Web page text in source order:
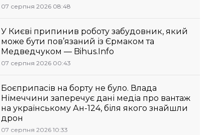
07 серпня 2026 08:48
У Києві припинив роботу забудовник, який
може бути пов’язаний із Єрмаком та
Медведчуком — Bihus.Info
07 серпня 2026 00:43
Боєприпасів на борту не було. Влада
Німеччини заперечує дані медіа про вантаж
на українському Ан-124, біля якого знайшли
дрон
07 серпня 2026 10:33